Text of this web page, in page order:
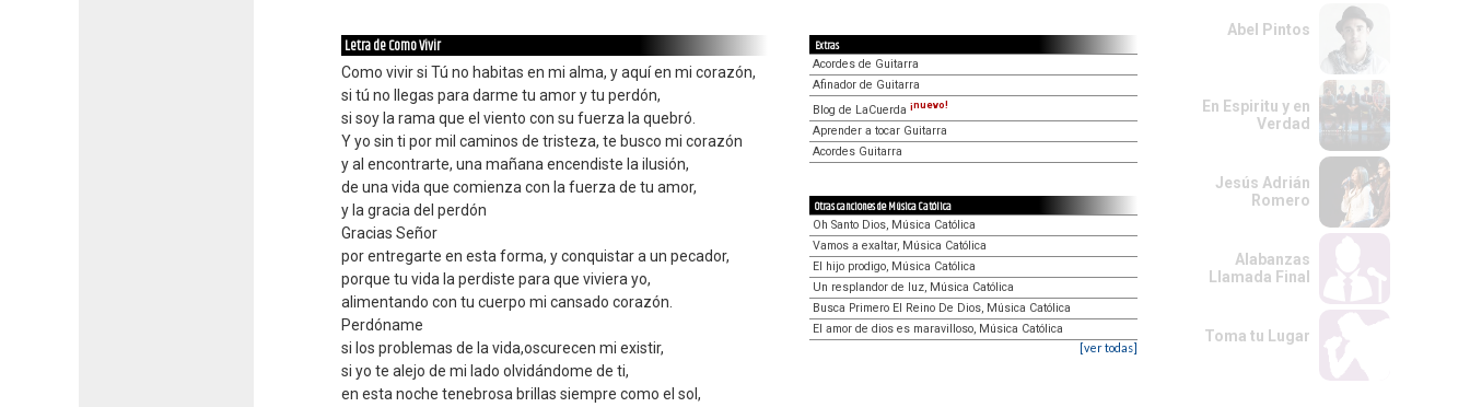
Letra de Como Vivir
Como vivir si Tú no habitas en mi alma, y aquí en mi corazón,
si tú no llegas para darme tu amor y tu perdón,
si soy la rama que el viento con su fuerza la quebró.
Y yo sin ti por mil caminos de tristeza, te busco mi corazón
y al encontrarte, una mañana encendiste la ilusión,
de una vida que comienza con la fuerza de tu amor,
y la gracia del perdón
Gracias Señor
por entregarte en esta forma, y conquistar a un pecador,
porque tu vida la perdiste para que viviera yo,
alimentando con tu cuerpo mi cansado corazón.
Perdóname
si los problemas de la vida,oscurecen mi existir,
si yo te alejo de mi lado olvidándome de ti,
en esta noche tenebrosa brillas siempre como el sol,
Extras
Acordes de Guitarra
Afinador de Guitarra
Blog de LaCuerda ¡nuevo!
Aprender a tocar Guitarra
Acordes Guitarra
Otras canciones de Música Católica
Oh Santo Dios, Música Católica
Vamos a exaltar, Música Católica
El hijo prodigo, Música Católica
Un resplandor de luz, Música Católica
Busca Primero El Reino De Dios, Música Católica
El amor de dios es maravilloso, Música Católica
[ver todas]
Abel Pintos
En Espiritu y en
Verdad
Jesús Adrián
Romero
Alabanzas
Llamada Final
Toma tu Lugar